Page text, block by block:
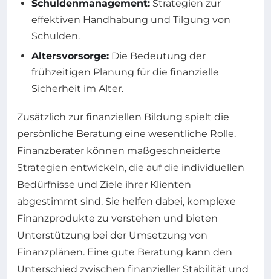
Schuldenmanagement: Strategien zur
effektiven Handhabung und Tilgung von
Schulden.
Altersvorsorge: Die Bedeutung der
frühzeitigen Planung für die finanzielle
Sicherheit im Alter.
Zusätzlich zur finanziellen Bildung spielt die
persönliche Beratung eine wesentliche Rolle.
Finanzberater können maßgeschneiderte
Strategien entwickeln, die auf die individuellen
Bedürfnisse und Ziele ihrer Klienten
abgestimmt sind. Sie helfen dabei, komplexe
Finanzprodukte zu verstehen und bieten
Unterstützung bei der Umsetzung von
Finanzplänen. Eine gute Beratung kann den
Unterschied zwischen finanzieller Stabilität und